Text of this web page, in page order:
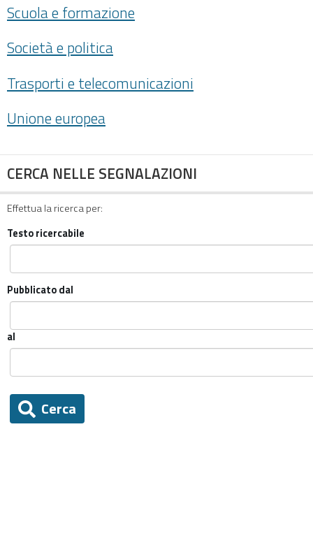
Scuola e formazione
Società e politica
Trasporti e telecomunicazioni
Unione europea
CERCA NELLE SEGNALAZIONI
Effettua la ricerca per:
Testo ricercabile
Pubblicato dal
al